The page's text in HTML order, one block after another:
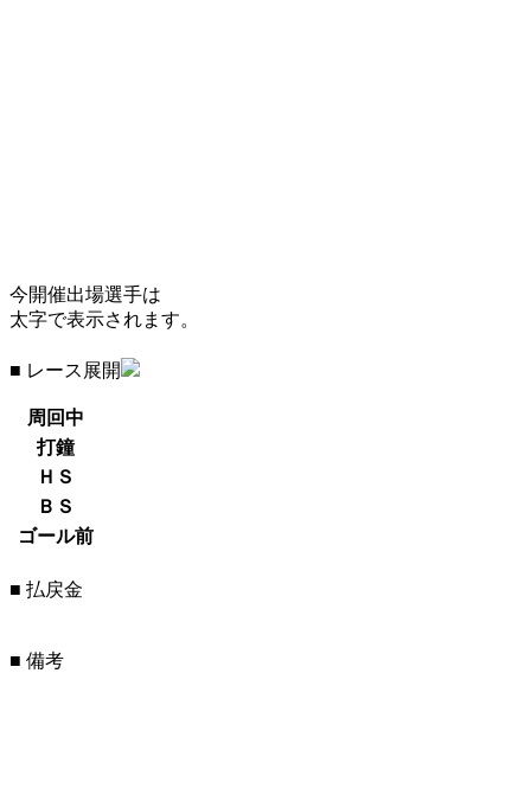
今開催出場選手は
太字で表示されます。
■ レース展開
周回中
打鐘
ＨＳ
ＢＳ
ゴール前
■ 払戻金
■ 備考